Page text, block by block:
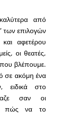
από
των επιλογών
αφετέρου
οι θεατές,
βλέπουμε.
σε ακόμη ένα
ειδικά στο
σαν οι
πώς να το